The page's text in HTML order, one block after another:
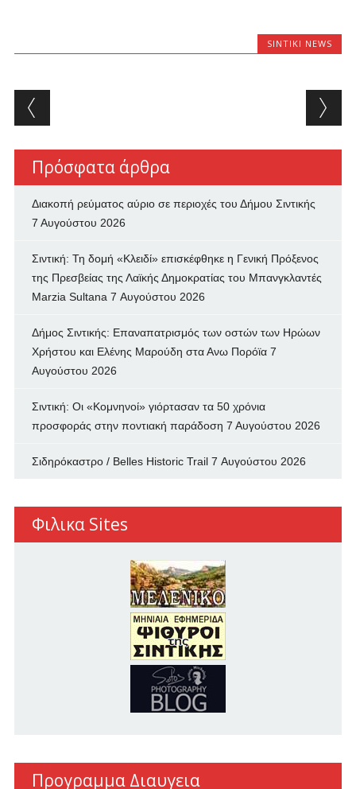
SINTIKI NEWS
Post navigation
Πρόσφατα άρθρα
Διακοπή ρεύματος αύριο σε περιοχές του Δήμου Σιντικής
7 Αυγούστου 2026
Σιντική: Τη δομή «Κλειδί» επισκέφθηκε η Γενική Πρόξενος
της Πρεσβείας της Λαϊκής Δημοκρατίας του Μπανγκλαντές
Marzia Sultana 7 Αυγούστου 2026
Δήμος Σιντικής: Επαναπατρισμός των oστών των Ηρώων
Χρήστου και Ελένης Μαρούδη στα Ανω Πορόϊα 7
Αυγούστου 2026
Σιντική: Οι «Κομνηνοί» γιόρτασαν τα 50 χρόνια
προσφοράς στην ποντιακή παράδοση 7 Αυγούστου 2026
Σιδηρόκαστρο / Belles Historic Trail 7 Αυγούστου 2026
Φιλικα Sites
Προγραμμα Διαυγεια